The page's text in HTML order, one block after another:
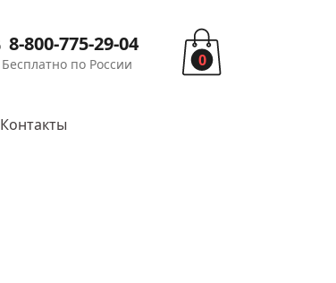
8-800-775-29-04
Бесплатно по России
0
Контакты